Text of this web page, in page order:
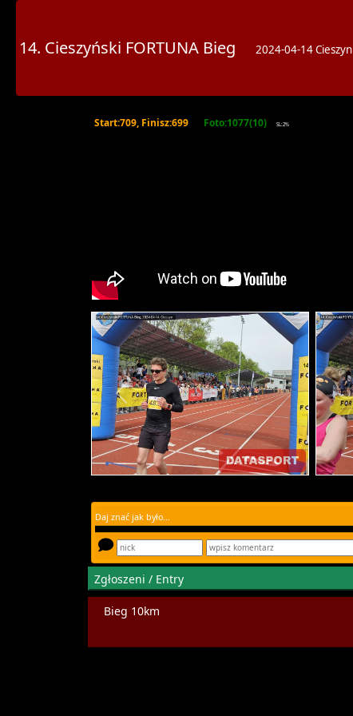
14. Cieszyński FORTUNA Bieg 2024-04-14 Cieszyn
Start:709, Finisz:699 Foto:1077(10) SL:2%
Daj znać jak było...
Zgłoszeni / Entry
Bieg 10km